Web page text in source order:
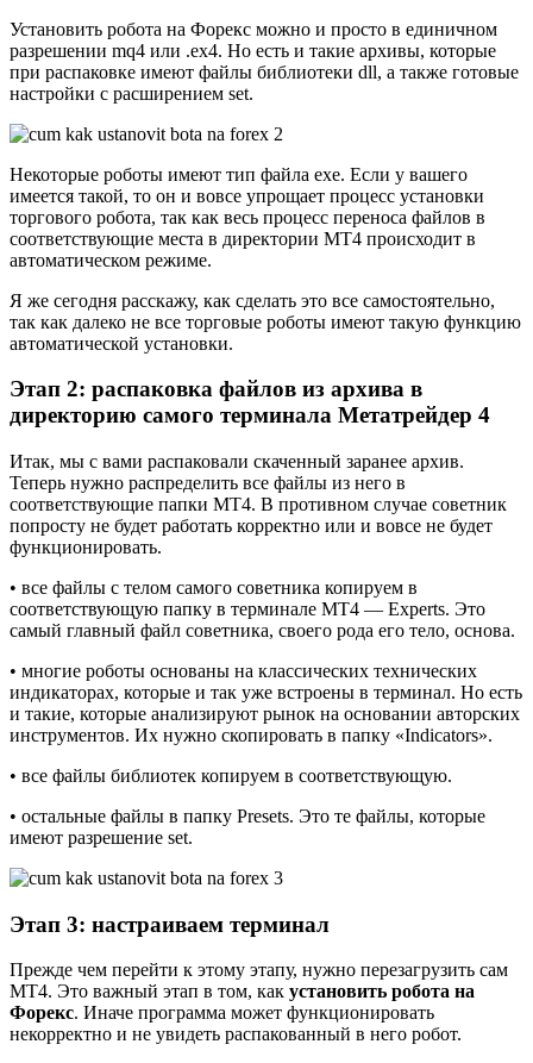
Установить робота на Форекс можно и просто в единичном
разрешении mq4 или .ex4. Но есть и такие архивы, которые
при распаковке имеют файлы библиотеки dll, а также готовые
настройки с расширением set.
Некоторые роботы имеют тип файла exe. Если у вашего
имеется такой, то он и вовсе упрощает процесс установки
торгового робота, так как весь процесс переноса файлов в
соответствующие места в директории МТ4 происходит в
автоматическом режиме.
Я же сегодня расскажу, как сделать это все самостоятельно,
так как далеко не все торговые роботы имеют такую функцию
автоматической установки.
Этап 2: распаковка файлов из архива в
директорию самого терминала Метатрейдер 4
Итак, мы с вами распаковали скаченный заранее архив.
Теперь нужно распределить все файлы из него в
соответствующие папки МТ4. В противном случае советник
попросту не будет работать корректно или и вовсе не будет
функционировать.
• все файлы с телом самого советника копируем в
соответствующую папку в терминале МТ4 — Experts. Это
самый главный файл советника, своего рода его тело, основа.
• многие роботы основаны на классических технических
индикаторах, которые и так уже встроены в терминал. Но есть
и такие, которые анализируют рынок на основании авторских
инструментов. Их нужно скопировать в папку «Indicators».
• все файлы библиотек копируем в соответствующую.
• остальные файлы в папку Presets. Это те файлы, которые
имеют разрешение set.
Этап 3: настраиваем терминал
Прежде чем перейти к этому этапу, нужно перезагрузить сам
МТ4. Это важный этап в том, как установить робота на
Форекс. Иначе программа может функционировать
некорректно и не увидеть распакованный в него робот.